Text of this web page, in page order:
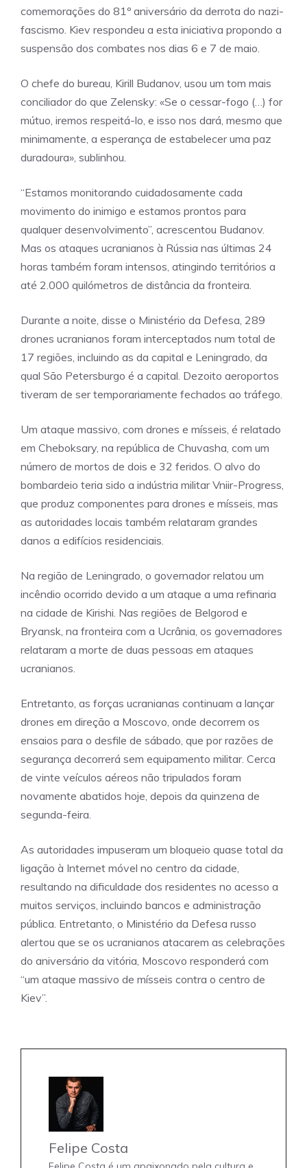
comemorações do 81º aniversário da derrota do nazi-
fascismo. Kiev respondeu a esta iniciativa propondo a
suspensão dos combates nos dias 6 e 7 de maio.
O chefe do bureau, Kirill Budanov, usou um tom mais
conciliador do que Zelensky: «Se o cessar-fogo (…) for
mútuo, iremos respeitá-lo, e isso nos dará, mesmo que
minimamente, a esperança de estabelecer uma paz
duradoura», sublinhou.
“Estamos monitorando cuidadosamente cada
movimento do inimigo e estamos prontos para
qualquer desenvolvimento”, acrescentou Budanov.
Mas os ataques ucranianos à Rússia nas últimas 24
horas também foram intensos, atingindo territórios a
até 2.000 quilómetros de distância da fronteira.
Durante a noite, disse o Ministério da Defesa, 289
drones ucranianos foram interceptados num total de
17 regiões, incluindo as da capital e Leningrado, da
qual São Petersburgo é a capital. Dezoito aeroportos
tiveram de ser temporariamente fechados ao tráfego.
Um ataque massivo, com drones e mísseis, é relatado
em Cheboksary, na república de Chuvasha, com um
número de mortos de dois e 32 feridos. O alvo do
bombardeio teria sido a indústria militar Vniir-Progress,
que produz componentes para drones e mísseis, mas
as autoridades locais também relataram grandes
danos a edifícios residenciais.
Na região de Leningrado, o governador relatou um
incêndio ocorrido devido a um ataque a uma refinaria
na cidade de Kirishi. Nas regiões de Belgorod e
Bryansk, na fronteira com a Ucrânia, os governadores
relataram a morte de duas pessoas em ataques
ucranianos.
Entretanto, as forças ucranianas continuam a lançar
drones em direção a Moscovo, onde decorrem os
ensaios para o desfile de sábado, que por razões de
segurança decorrerá sem equipamento militar. Cerca
de vinte veículos aéreos não tripulados foram
novamente abatidos hoje, depois da quinzena de
segunda-feira.
As autoridades impuseram um bloqueio quase total da
ligação à Internet móvel no centro da cidade,
resultando na dificuldade dos residentes no acesso a
muitos serviços, incluindo bancos e administração
pública. Entretanto, o Ministério da Defesa russo
alertou que se os ucranianos atacarem as celebrações
do aniversário da vitória, Moscovo responderá com
“um ataque massivo de mísseis contra o centro de
Kiev”.
Felipe Costa